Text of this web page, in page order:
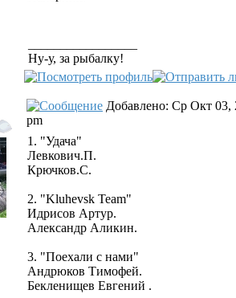
Ну-у, за рыбалку!
Добавлено: Ср Окт 03,
pm
1. "Удача"
Левкович.П.
Крючков.С.
2. "Kluhevsk Team"
Идрисов Артур.
Александр Аликин.
3. "Поехали с нами"
Андрюков Тимофей.
Бекленищев Евгений .